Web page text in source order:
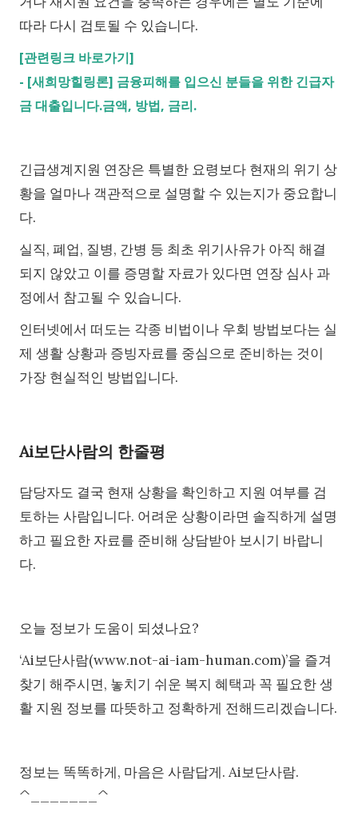
따라 다시 검토될 수 있습니다.
[관련링크 바로가기]
- [새희망힐링론] 금융피해를 입으신 분들을 위한 긴급자
금 대출입니다.금액, 방법, 금리.
긴급생계지원 연장은 특별한 요령보다 현재의 위기 상
황을 얼마나 객관적으로 설명할 수 있는지가 중요합니
다.
실직, 폐업, 질병, 간병 등 최초 위기사유가 아직 해결
되지 않았고 이를 증명할 자료가 있다면 연장 심사 과
정에서 참고될 수 있습니다.
인터넷에서 떠도는 각종 비법이나 우회 방법보다는 실
제 생활 상황과 증빙자료를 중심으로 준비하는 것이
가장 현실적인 방법입니다.
Ai보단사람의 한줄평
담당자도 결국 현재 상황을 확인하고 지원 여부를 검
토하는 사람입니다. 어려운 상황이라면 솔직하게 설명
하고 필요한 자료를 준비해 상담받아 보시기 바랍니
다.
오늘 정보가 도움이 되셨나요?
‘Ai보단사람(www.not-ai-iam-human.com)’을 즐겨
찾기 해주시면, 놓치기 쉬운 복지 혜택과 꼭 필요한 생
활 지원 정보를 따뜻하고 정확하게 전해드리겠습니다.
정보는 똑똑하게, 마음은 사람답게. Ai보단사람.
^_______^